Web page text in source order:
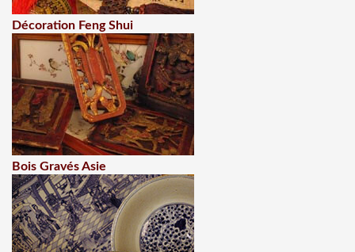
Décoration Feng Shui
Bois Gravés Asie